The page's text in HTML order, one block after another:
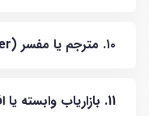
۱۰. مترجم یا مفسر (Translator or interpreter)